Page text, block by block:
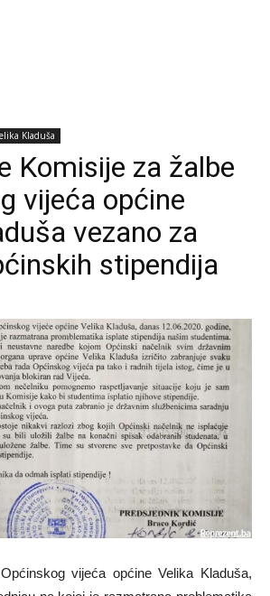
Kladuša
Komisije za žalbe
vijeća općine
vezano za
stipendija
vijeća općine Velika Kladuša,